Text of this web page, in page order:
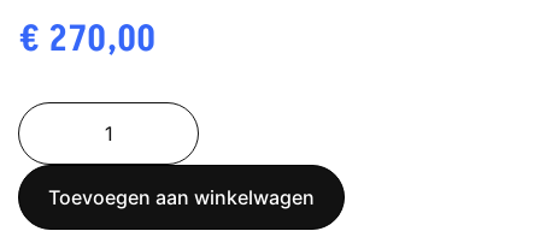
€ 270,00
TMM30P
aantal
Toevoegen aan winkelwagen